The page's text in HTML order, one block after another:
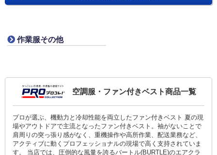
作業服その他
空調服・ファン付きベスト商品一覧
プロが選ぶ、機動力と冷却性能を両立したファン付きベスト 夏の現
場やアウトドアで主流となったファン付きベスト。袖がないことで
肩周りの突っ張り感がなく、重機操作や高所作業、配送業務など、
アクティブに動くプロフェッショナルの現場で高く支持されていま
す。 当店では、圧倒的な風量を誇るバートル(BURTLE)のエアクラ